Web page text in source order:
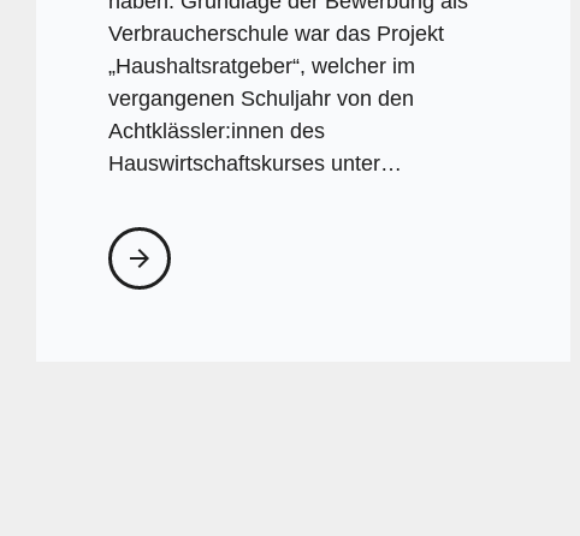
Verbraucherschule war das Projekt
„Haushaltsratgeber“, welcher im
vergangenen Schuljahr von den
Achtklässler:innen des
Hauswirtschaftskurses unter…
arrow_forward